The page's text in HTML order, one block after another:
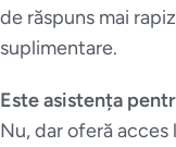
de răspuns mai
suplimentare.
Este asistența
Nu, dar oferă